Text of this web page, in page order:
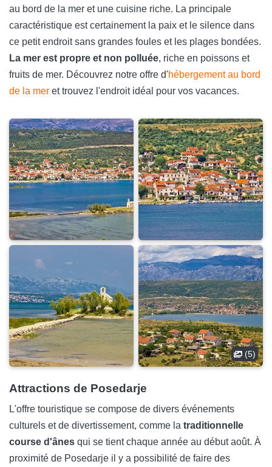
au bord de la mer et une cuisine riche. La principale
caractéristique est certainement la paix et le silence dans
ce petit endroit sans grandes foules et les plages bondées.
La mer est propre et non polluée, riche en poissons et
fruits de mer. Découvrez notre offre d'hébergement au bord
de la mer et trouvez l'endroit idéal pour vos vacances.
(5)
Attractions de Posedarje
L'offre touristique se compose de divers événements
culturels et de divertissement, comme la traditionnelle
course d'ânes qui se tient chaque année au début août. À
proximité de Posedarje il y a possibilité de faire des